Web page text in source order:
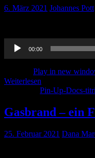
6. März 2021 Johannes Pott
Audio-
Player
00:00
Play in new
Weiterlesen
Pin-Up-Docs-
Gasbrand – ein
25. Februar 2021 Dana